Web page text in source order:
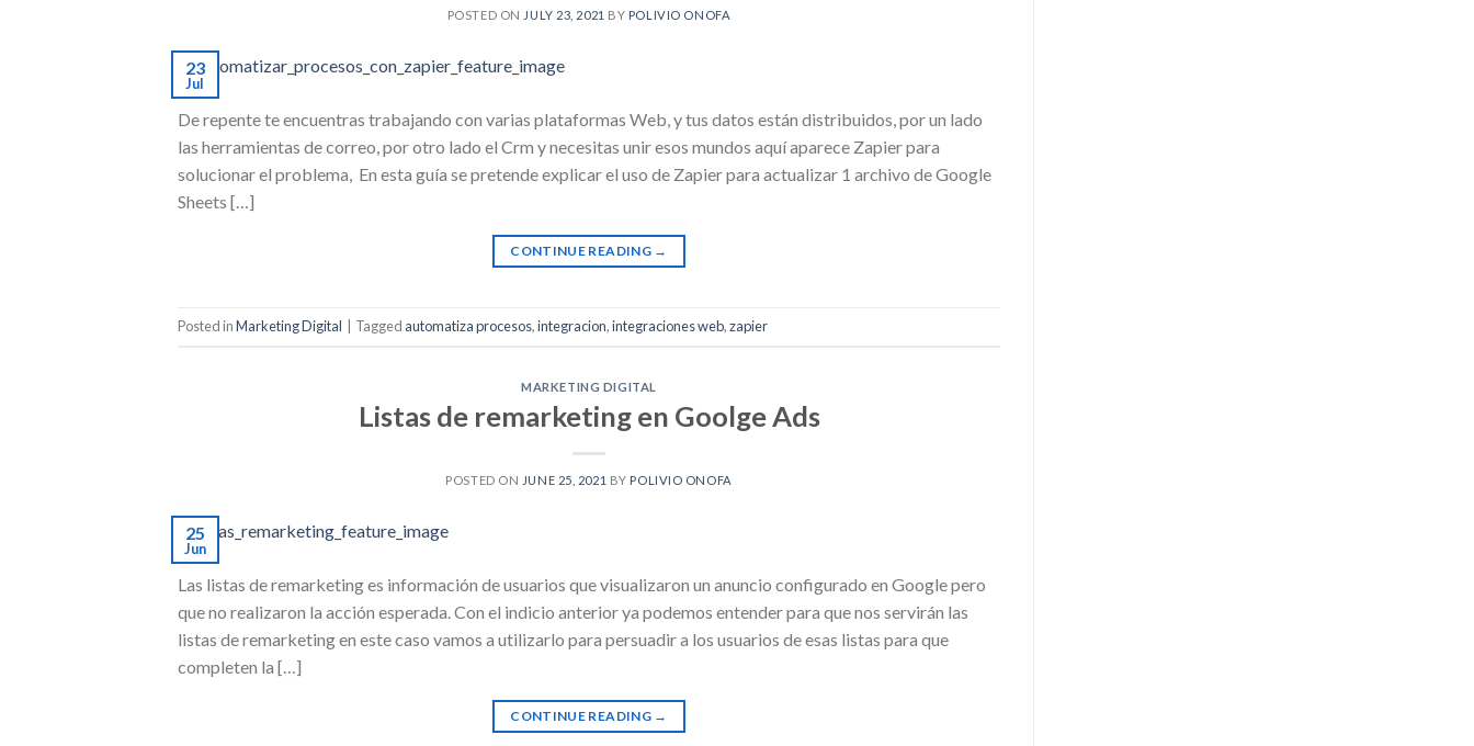
POSTED ON JULY 23, 2021 BY POLIVIO ONOFA
23
Jul
De repente te encuentras trabajando con varias plataformas Web, y tus datos están distribuidos, por un lado
las herramientas de correo, por otro lado el Crm y necesitas unir esos mundos aquí aparece Zapier para
solucionar el problema, En esta guía se pretende explicar el uso de Zapier para actualizar 1 archivo de Google
Sheets […]
CONTINUE READING →
Posted inMarketing Digital Tagged automatiza procesos,integracion,integraciones web,zapier
MARKETING DIGITAL
Listas de remarketing en Goolge Ads
POSTED ON JUNE 25, 2021 BY POLIVIO ONOFA
25
Jun
Las listas de remarketing es información de usuarios que visualizaron un anuncio configurado en Google pero
que no realizaron la acción esperada. Con el indicio anterior ya podemos entender para que nos servirán las
listas de remarketing en este caso vamos a utilizarlo para persuadir a los usuarios de esas listas para que
completen la […]
CONTINUE READING →